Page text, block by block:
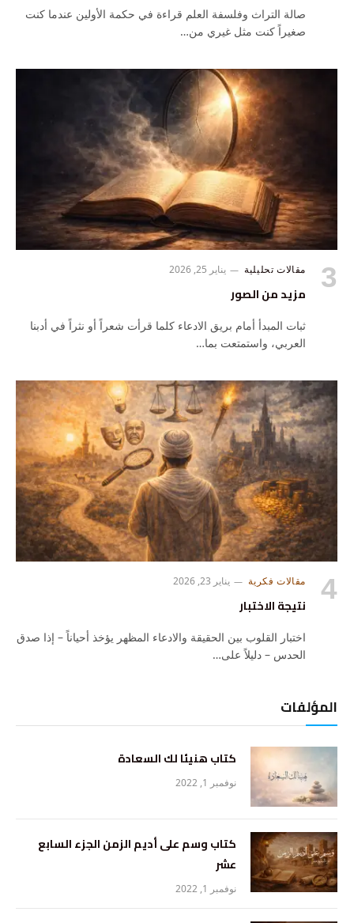
صالة التراث وفلسفة العلم قراءة في حكمة الأولين عندما كنت
صغيراً كنت مثل غيري من…
مقالات تحليلية يناير 25, 2026
مزيد من الصور
ثبات المبدأ أمام بريق الادعاء كلما قرأت شعراً أو نثراً في أدبنا
العربي، واستمتعت بما…
مقالات فكرية يناير 23, 2026
نتيجة الاختبار
اختبار القلوب بين الحقيقة والادعاء المظهر يؤخذ أحياناً – إذا صدق
الحدس – دليلاً على…
المؤلفات
كتاب هنيئا لك السعادة
نوفمبر 1, 2022
كتاب وسم على أديم الزمن الجزء السابع
عشر
نوفمبر 1, 2022